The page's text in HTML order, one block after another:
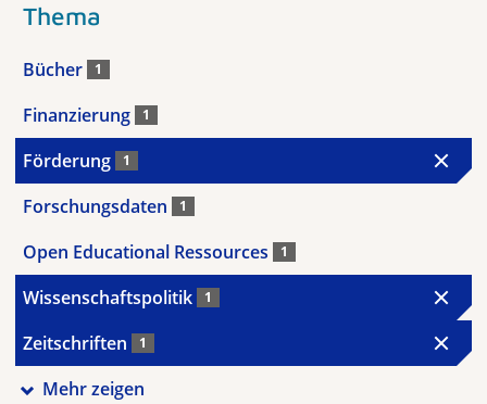
Thema
Bücher 1
Finanzierung 1
Förderung 1
Forschungsdaten 1
Open Educational Ressources 1
Wissenschaftspolitik 1
Zeitschriften 1
Mehr zeigen